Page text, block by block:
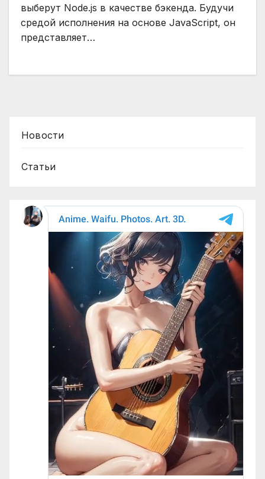
выберут Node.js в качестве бэкенда. Будучи
средой исполнения на основе JavaScript, он
представляет…
Новости
Статьи